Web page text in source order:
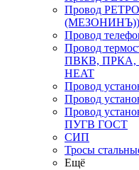
Провод РЕТРО
(МЕЗОНИНЪ))
Провод
Провод
ПВКВ, ПРКА,
HEAT
Провод
Провод
Провод
ПУГВ ГОСТ
СИП
Тросы
Ещё